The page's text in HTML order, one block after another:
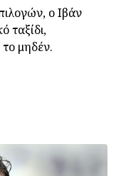
ο Ιβάν
ταξίδι,
μηδέν.